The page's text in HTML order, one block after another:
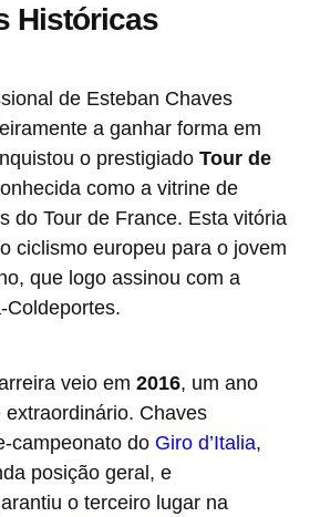
Históricas
de Esteban Chaves
a ganhar forma em
o prestigiado Tour de
como a vitrine de
do Tour de France. Esta vitória
ciclismo europeu para o jovem
que logo assinou com a
Coldeportes.
veio em 2016, um ano
Chaves
campeonato do Giro d’Italia,
posição geral, e
o terceiro lugar na